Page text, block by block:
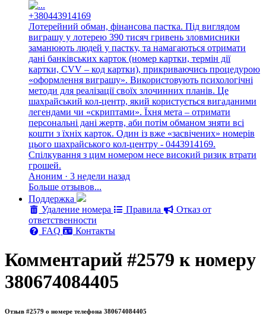
+380443914169
Лотерейний обман, фінансова пастка. Під виглядом
виграшу у лотерею 390 тисяч гривень зловмисники
заманюють людей у пастку, та намагаються отримати
дані банківських карток (номер картки, термін дії
картки, CVV – код картки), прикриваючись процедурою
«оформлення виграшу». Використовують психологічні
методи для реалізації своїх злочинних планів. Це
шахрайський кол-центр, який користується вигаданими
легендами чи «скриптами». Їхня мета – отримати
персональні дані жертв, аби потім обманом зняти всі
кошти з їхніх карток. Один із вже «засвічених» номерів
цього шахрайського кол-центру - 0443914169.
Спілкування з цим номером несе високий ризик втрати
грошей.
Аноним · 3 недели назад
Больше отзывов...
Поддержка
Удаление номера
Правила
Отказ от
ответственности
FAQ
Контакты
Комментарий #2579 к номеру
380674084405
Отзыв #2579 о номере телефона 380674084405